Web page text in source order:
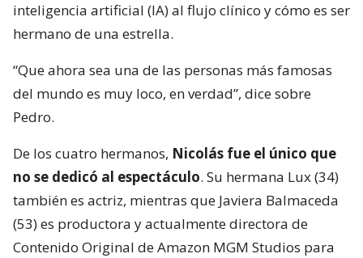
inteligencia artificial (IA) al flujo clínico y cómo es ser
hermano de una estrella.
“Que ahora sea una de las personas más famosas
del mundo es muy loco, en verdad”, dice sobre
Pedro.
De los cuatro hermanos, Nicolás fue el único que
no se dedicó al espectáculo. Su hermana Lux (34)
también es actriz, mientras que Javiera Balmaceda
(53) es productora y actualmente directora de
Contenido Original de Amazon MGM Studios para